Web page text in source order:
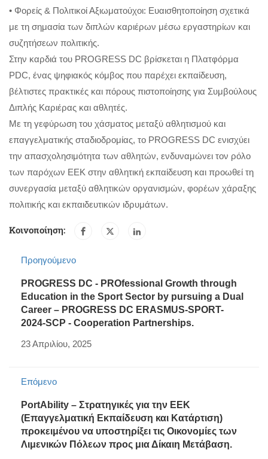
• Φορείς & Πολιτικοί Αξιωματούχοι: Ευαισθητοποίηση σχετικά
με τη σημασία των διπλών καριέρων μέσω εργαστηρίων και
συζητήσεων πολιτικής.
Στην καρδιά του PROGRESS DC βρίσκεται η Πλατφόρμα
PDC, ένας ψηφιακός κόμβος που παρέχει εκπαίδευση,
βέλτιστες πρακτικές και πόρους πιστοποίησης για Συμβούλους
Διπλής Καριέρας και αθλητές.
Με τη γεφύρωση του χάσματος μεταξύ αθλητισμού και
επαγγελματικής σταδιοδρομίας, το PROGRESS DC ενισχύει
την απασχολησιμότητα των αθλητών, ενδυναμώνει τον ρόλο
των παρόχων ΕΕΚ στην αθλητική εκπαίδευση και προωθεί τη
συνεργασία μεταξύ αθλητικών οργανισμών, φορέων χάραξης
πολιτικής και εκπαιδευτικών ιδρυμάτων.
Κοινοποίηση:
Προηγούμενο
PROGRESS DC - PROfessional Growth through
Education in the Sport Sector by pursuing a Dual
Career – PROGRESS DC ERASMUS-SPORT-
2024-SCP - Cooperation Partnerships.
23 Απριλίου, 2025
Επόμενο
PortAbility – Στρατηγικές για την ΕΕΚ
(Επαγγελματική Εκπαίδευση και Κατάρτιση)
προκειμένου να υποστηρίξει τις Οικονομίες των
Λιμενικών Πόλεων προς μια Δίκαιη Μετάβαση.